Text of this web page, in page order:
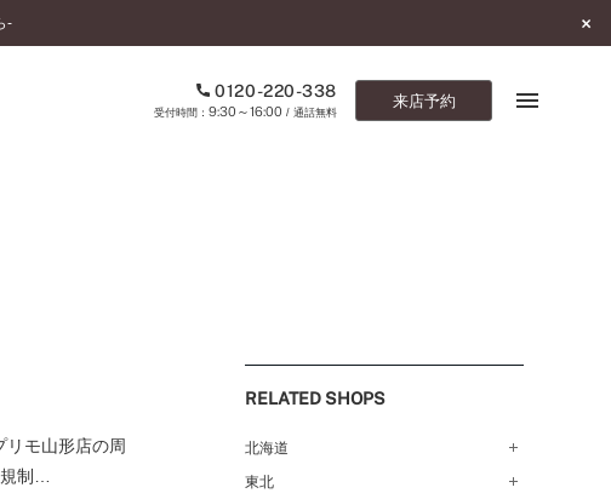
-
0120-220-338
9:30～16:00/ 通話無料
来店予約
0120-220-338
カタログ請求
モ山形店の周
規制…
RELATED SHOPS
北海道
札幌店（134）
東北